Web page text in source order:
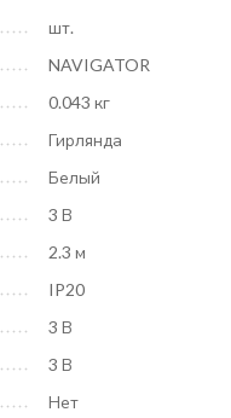
шт.
NAVIGATOR
0.043 кг
Гирлянда
Белый
3 В
2.3 м
IP20
3 В
3 В
Нет